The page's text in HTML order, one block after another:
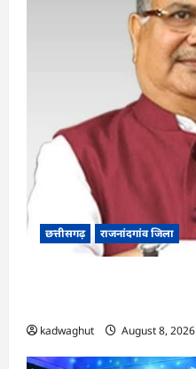
छत्तीसगढ़ राजनांदगांव जिला
kadwaghut August 8, 2026